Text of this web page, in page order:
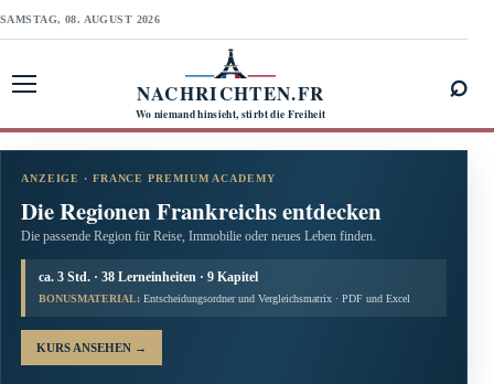
SAMSTAG, 08. AUGUST 2026
NACHRICHTEN.FR
Wo niemand hinsieht, stirbt die Freiheit
⌕
ANZEIGE · FRANCE PREMIUM ACADEMY
Die Regionen Frankreichs entdecken
Die passende Region für Reise, Immobilie oder neues Leben finden.
ca. 3 Std. · 38 Lerneinheiten · 9 Kapitel
BONUSMATERIAL: Entscheidungsordner und Vergleichsmatrix · PDF und Excel
KURS ANSEHEN →